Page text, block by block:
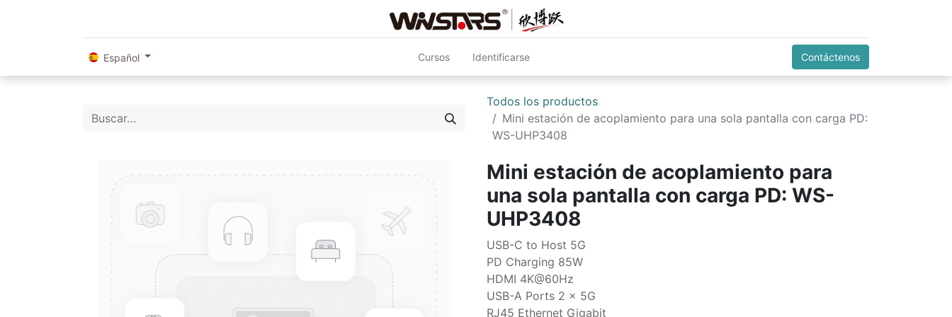
Español Cursos Identificarse Contáctenos
Todos los productos
Mini estación de acoplamiento para una sola pantalla con carga PD:
WS-UHP3408
Mini estación de acoplamiento para
una sola pantalla con carga PD: WS-
UHP3408
USB-C to Host 5G
PD Charging 85W
HDMI 4K@60Hz
USB-A Ports 2 x 5G
RJ45 Ethernet Gigabit